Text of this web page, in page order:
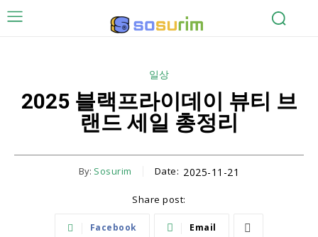
일상
2025 블랙프라이데이 뷰티 브
랜드 세일 총정리
By: Sosurim Date: 2025-11-21
Share post:
Facebook Email